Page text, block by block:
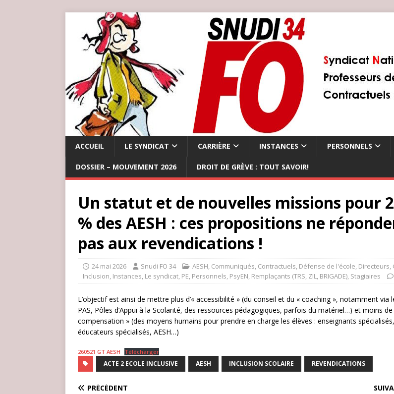
ACCUEIL LE SYNDICAT CARRIÈRE INSTANCES PERSONNELS
DOSSIER – MOUVEMENT 2026 DROIT DE GRÈVE : TOUT SAVOIR!
Un statut et de nouvelles missions pour
% des AESH : ces propositions ne
pas aux revendications !
24 mai 2026 Snudi FO 34 AESH, Communiqués, Contractuels, Défense de l'école, Directeurs,
Inclusion, Instances, Le syndicat, PE, Personnels, PsyEN, Remplaçants (TRS, ZIL, BRIGADE), Stagiaires
L’objectif est ainsi de mettre plus d’« accessibilité » (du conseil et du « coaching », notamment via
PAS, Pôles d’Appui à la Scolarité, des ressources pédagogiques, parfois du matériel…) et moins de
compensation » (des moyens humains pour prendre en charge les élèves : enseignants spécialisés,
éducateurs spécialisés, AESH…)
260521 GT AESH Télécharger
ACTE 2 ECOLE INCLUSIVE AESH INCLUSION SCOLAIRE REVENDICATIONS
PRÉCÉDENT